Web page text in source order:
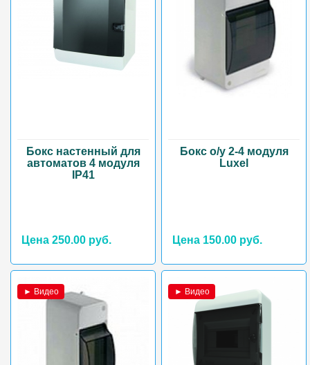
Бокс настенный для
автоматов 4 модуля
IP41
Цена 250.00 руб.
Бокс о/у 2-4 модуля
Luxel
Цена 150.00 руб.
► Видео ► Видео